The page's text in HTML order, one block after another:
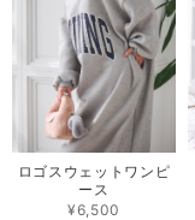
ロゴスウェットワンピ
ース
¥6,500